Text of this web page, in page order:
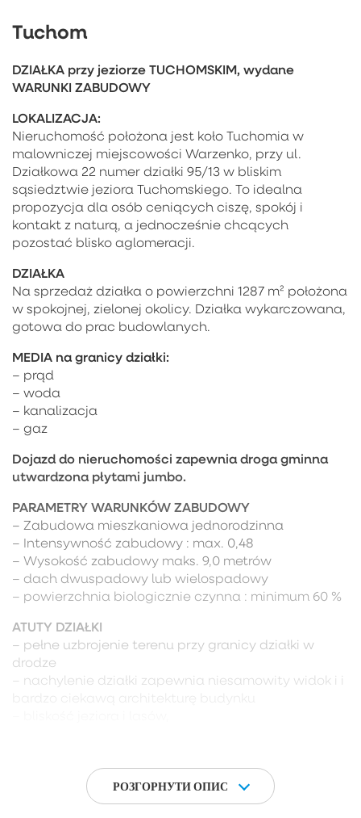
Tuchom
DZIAŁKA przy jeziorze TUCHOMSKIM, wydane
WARUNKI ZABUDOWY
LOKALIZACJA:
Nieruchomość położona jest koło Tuchomia w
malowniczej miejscowości Warzenko, przy ul.
Działkowa 22 numer działki 95/13 w bliskim
sąsiedztwie jeziora Tuchomskiego. To idealna
propozycja dla osób ceniących ciszę, spokój i
kontakt z naturą, a jednocześnie chcących
pozostać blisko aglomeracji.
DZIAŁKA
Na sprzedaż działka o powierzchni 1287 m² położona
w spokojnej, zielonej okolicy. Działka wykarczowana,
gotowa do prac budowlanych.
MEDIA na granicy działki:
– prąd
– woda
– kanalizacja
– gaz
Dojazd do nieruchomości zapewnia droga gminna
utwardzona płytami jumbo.
PARAMETRY WARUNKÓW ZABUDOWY
– Zabudowa mieszkaniowa jednorodzinna
– Intensywność zabudowy : max. 0,48
– Wysokość zabudowy maks. 9,0 metrów
– dach dwuspadowy lub wielospadowy
– powierzchnia biologicznie czynna : minimum 60 %
ATUTY DZIAŁKI
– pełne uzbrojenie terenu przy granicy działki w
drodze
– nachylenie działki zapewnia niesamowity widok i i
– Warunki Zabudowy – budynku mieszkalnego
jednorodzinnegoРОЗГОРНУТИ ОПИС